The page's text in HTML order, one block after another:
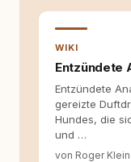
WIKI
Entzündete
Entzündete
gereizte
Hundes, die
und …
von Roger Klein